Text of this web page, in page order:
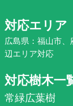
対応エリア
広島県：福山市
辺エリア対応
対応樹木一
常緑広葉樹